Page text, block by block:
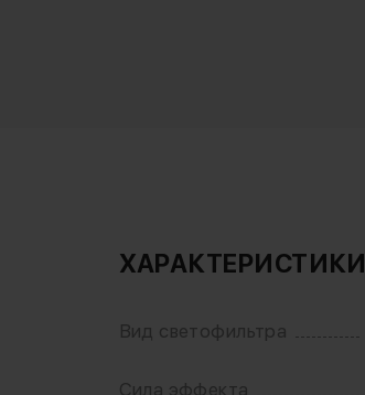
ХАРАКТЕРИСТИКИ
Вид светофильтра
Сила эффекта